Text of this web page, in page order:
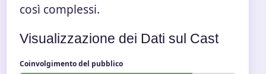
così complessi.
Visualizzazione dei Dati sul Cast
Coinvolgimento del pubblico